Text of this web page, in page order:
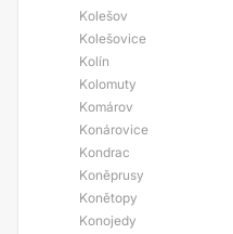
Kolešov
Kolešovice
Kolín
Kolomuty
Komárov
Konárovice
Kondrac
Koněprusy
Konětopy
Konojedy